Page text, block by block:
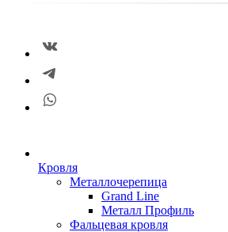
Кровля
Металлочерепица
Grand Line
Металл Профиль
Фальцевая кровля